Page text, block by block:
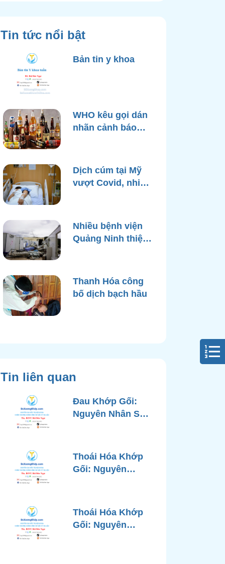
Tin tức nổi bật
Bản tin y khoa
WHO kêu gọi dán
nhãn cảnh báo
Dịch cúm tại Mỹ
vượt Covid, nhiều
Nhiều bệnh viện
Quảng Ninh thiệt
Yagi
Thanh Hóa công
bố dịch bạch hầu
Tin liên quan
Đau Khớp Gối:
Nguyên Nhân Sâu
Phương Pháp
Điều Trị Tiên Tiến
Từ Góc Nhìn Bác
Thoái Hóa Khớp
Gối: Nguyên
Đoán và Các
Phương Pháp
Điều Trị Chuẩn Y
Thoái Hóa Khớp
Gối: Nguyên